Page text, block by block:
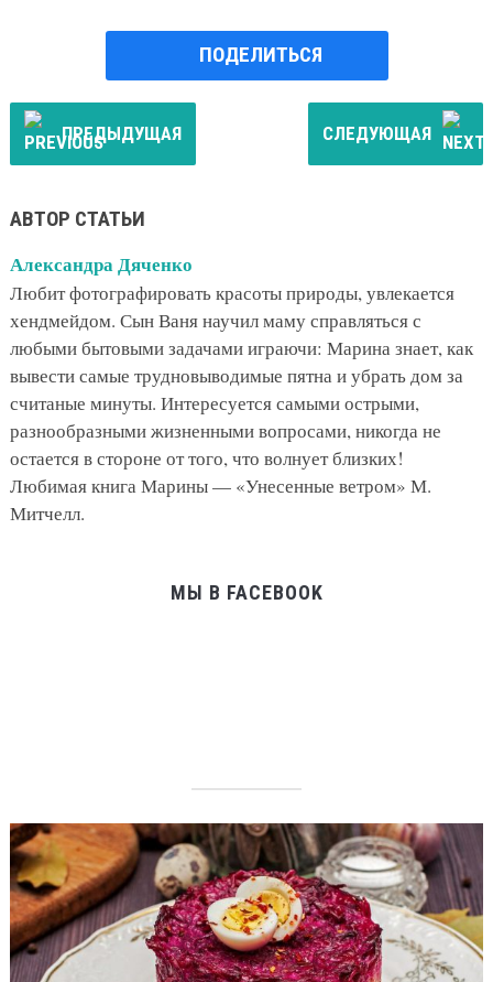
ПОДЕЛИТЬСЯ
ПРЕДЫДУЩАЯ СЛЕДУЮЩАЯ
АВТОР СТАТЬИ
Александра Дяченко
Любит фотографировать красоты природы, увлекается
хендмейдом. Сын Ваня научил маму справляться с
любыми бытовыми задачами играючи: Марина знает, как
вывести самые трудновыводимые пятна и убрать дом за
считаные минуты. Интересуется самыми острыми,
разнообразными жизненными вопросами, никогда не
остается в стороне от того, что волнует близких!
Любимая книга Марины — «Унесенные ветром» М.
Митчелл.
МЫ В FACEBOOK